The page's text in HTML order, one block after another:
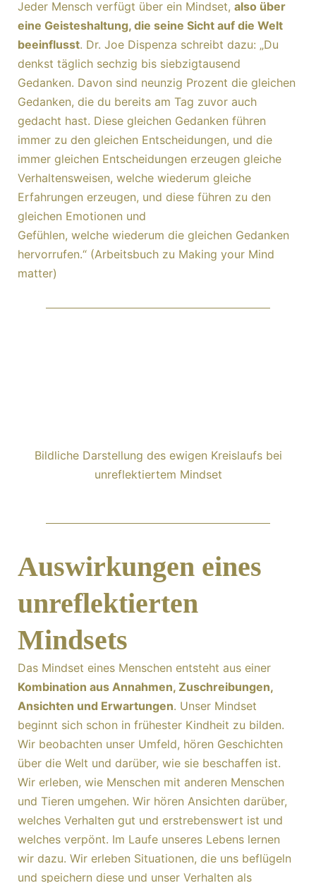
Jeder Mensch verfügt über ein Mindset, also über
eine Geisteshaltung, die seine Sicht auf die Welt
beeinflusst. Dr. Joe Dispenza schreibt dazu: „Du
denkst täglich sechzig bis siebzigtausend
Gedanken. Davon sind neunzig Prozent die gleichen
Gedanken, die du bereits am Tag zuvor auch
gedacht hast. Diese gleichen Gedanken führen
immer zu den gleichen Entscheidungen, und die
immer gleichen Entscheidungen erzeugen gleiche
Verhaltensweisen, welche wiederum gleiche
Erfahrungen erzeugen, und diese führen zu den
gleichen Emotionen und
Gefühlen, welche wiederum die gleichen Gedanken
hervorrufen.“ (Arbeitsbuch zu Making your Mind
matter)
Bildliche Darstellung des ewigen Kreislaufs bei
unreflektiertem Mindset
Auswirkungen eines
unreflektierten
Mindsets
Das Mindset eines Menschen entsteht aus einer
Kombination aus Annahmen, Zuschreibungen,
Ansichten und Erwartungen. Unser Mindset
beginnt sich schon in frühester Kindheit zu bilden.
Wir beobachten unser Umfeld, hören Geschichten
über die Welt und darüber, wie sie beschaffen ist.
Wir erleben, wie Menschen mit anderen Menschen
und Tieren umgehen. Wir hören Ansichten darüber,
welches Verhalten gut und erstrebenswert ist und
welches verpönt. Im Laufe unseres Lebens lernen
wir dazu. Wir erleben Situationen, die uns beflügeln
und speichern diese und unser Verhalten als